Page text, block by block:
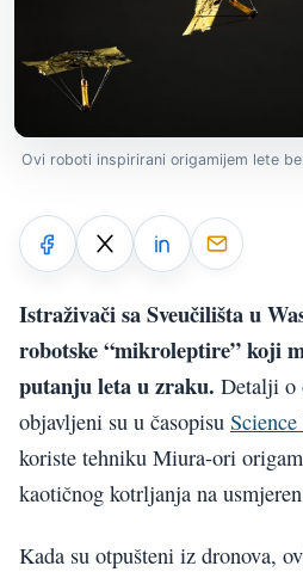
Ovi roboti inspirirani origamijem lete
Istraživači sa Sveučilišta u
robotske “mikroleptire” koji
putanju leta u zraku. Detalji o
objavljeni su u časopisu
koriste tehniku Miura-ori
kaotičnog kotrljanja na
Kada su otpušteni iz dronova,